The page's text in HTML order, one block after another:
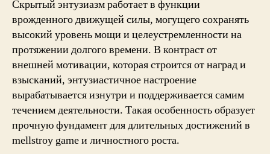
Скрытый энтузиазм работает в функции
врожденного движущей силы, могущего сохранять
высокий уровень мощи и целеустремленности на
протяжении долгого времени. В контраст от
внешней мотивации, которая строится от наград и
взысканий, энтузиастичное настроение
вырабатывается изнутри и поддерживается самим
течением деятельности. Такая особенность образует
прочную фундамент для длительных достижений в
mellstroy game и личностного роста.